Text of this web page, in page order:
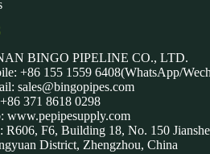
BINGO PIPELINE CO., LTD.
+86 155 1559 6408(WhatsApp/
sales@bingopipes.com
371 8618 0298
www.pepipesupply.com
R606, F6, Building 18, No. 150
District, Zhengzhou, China